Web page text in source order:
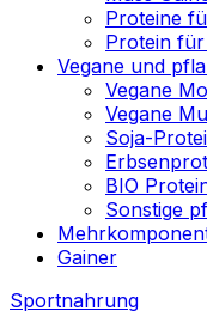
Proteine
Protein
Vegane und
Vegane
Vegane
Soja-
BIO
Sonstige
Gainer
Sportnahrung